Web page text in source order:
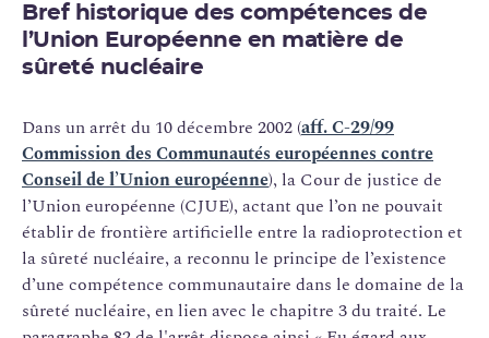
Bref historique des compétences de
l’Union Européenne en matière de
sûreté nucléaire
Dans un arrêt du 10 décembre 2002 (aff. C-29/99
Commission des Communautés européennes contre
Conseil de l’Union européenne), la Cour de justice de
l’Union européenne (CJUE), actant que l’on ne pouvait
établir de frontière artificielle entre la radioprotection et
la sûreté nucléaire, a reconnu le principe de l’existence
d’une compétence communautaire dans le domaine de la
sûreté nucléaire, en lien avec le chapitre 3 du traité. Le